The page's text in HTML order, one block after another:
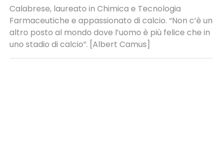
Calabrese, laureato in Chimica e Tecnologia
Farmaceutiche e appassionato di calcio. “Non c’è un
altro posto al mondo dove l’uomo è più felice che in
uno stadio di calcio”. [Albert Camus]